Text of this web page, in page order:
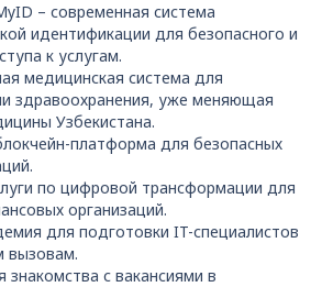
– современная система
идентификации для безопасного и
к услугам.
медицинская система для
здравоохранения, уже меняющая
Узбекистана.
платформа для безопасных
по цифровой трансформации для
организаций.
для подготовки IT-специалистов
вызовам.
знакомства с вакансиями в